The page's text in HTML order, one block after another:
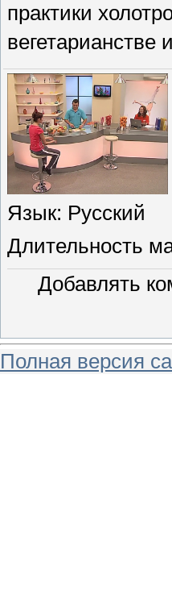
практики
Язык: Русский
Длительность
Добавлять
Полная версия